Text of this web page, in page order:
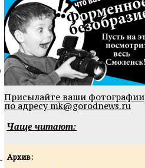
Присылайте ваши фотографии
по адресу mk@gorodnews.ru
Чаще читают:
Архив: